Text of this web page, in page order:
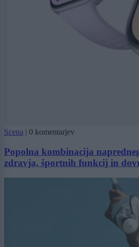
Scena | 0 komentarjev
Popolna kombinacija
zdravja, športnih funkcij in